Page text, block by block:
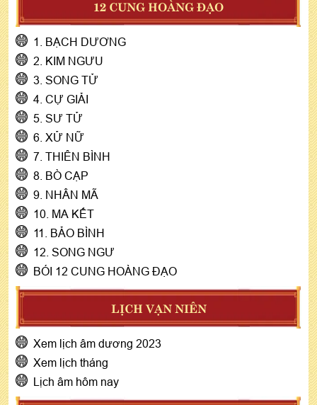
12 CUNG HOÀNG ĐẠO
1. BẠCH DƯƠNG
2. KIM NGƯU
3. SONG TỬ
4. CỰ GIẢI
5. SƯ TỬ
6. XỬ NỮ
7. THIÊN BÌNH
8. BÒ CẠP
9. NHÂN MÃ
10. MA KẾT
11. BẢO BÌNH
12. SONG NGƯ
BÓI 12 CUNG HOÀNG ĐẠO
LỊCH VẠN NIÊN
Xem lịch âm dương 2023
Xem lịch tháng
Lịch âm hôm nay